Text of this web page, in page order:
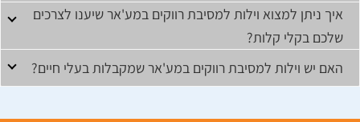
איך ניתן למצוא וילות למסיבת רווקים במע'אר שיענו לצרכים
שלכם בקלי קלות?
האם יש וילות למסיבת רווקים במע'אר שמקבלות בעלי חיים?